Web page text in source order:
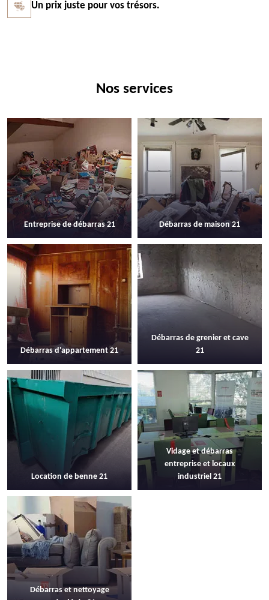
Un prix juste pour vos trésors.
Nos services
Entreprise de débarras 21 Débarras de maison 21
Débarras d'appartement 21
Débarras de grenier et cave
21
Location de benne 21
Vidage et débarras
entreprise et locaux
industriel 21
Débarras et nettoyage